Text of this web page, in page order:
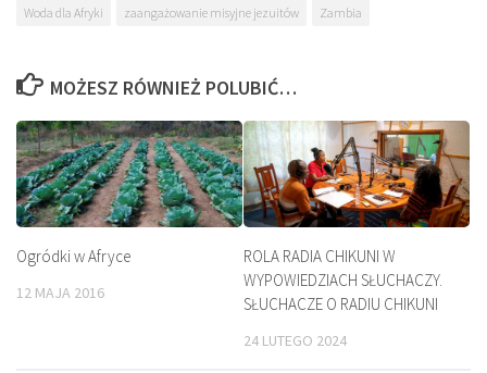
Woda dla Afryki
zaangażowanie misyjne jezuitów Zambia
MOŻESZ RÓWNIEŻ POLUBIĆ…
Ogródki w Afryce
12 MAJA 2016
ROLA RADIA CHIKUNI W
WYPOWIEDZIACH SŁUCHACZY.
SŁUCHACZE O RADIU CHIKUNI
24 LUTEGO 2024